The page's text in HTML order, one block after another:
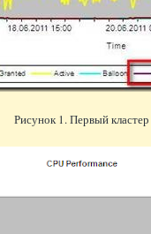
Рисунок 1. Первый